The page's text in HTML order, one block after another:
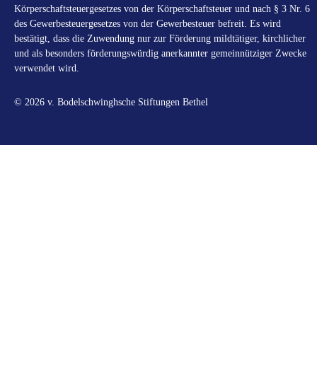
Körperschaftsteuergesetzes von der Körperschaftsteuer und nach § 3 Nr. 6
des Gewerbesteuergesetzes von der Gewerbesteuer befreit. Es wird
bestätigt, dass die Zuwendung nur zur Förderung mildtätiger, kirchlicher
und als besonders förderungswürdig anerkannter gemeinnütziger Zwecke
verwendet wird.
© 2026 v. Bodelschwinghsche Stiftungen Bethel